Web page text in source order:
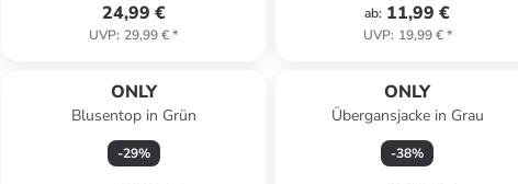
24,99 €
UVP: 29,99 €*
ab: 11,99 €
UVP: 19,99 €*
ONLY
Blusentop in Grün
-29%
ONLY
Übergansjacke in Grau
-38%